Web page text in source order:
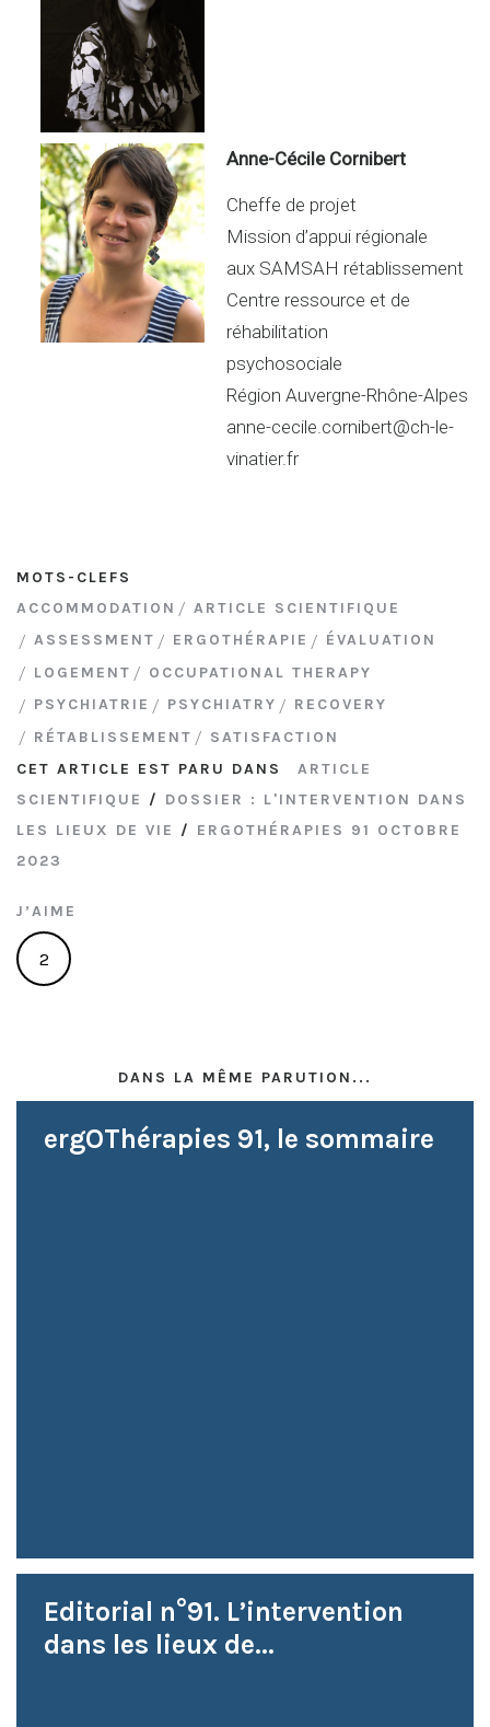
Anne-Cécile Cornibert
Cheffe de projet
Mission d’appui régionale
aux SAMSAH rétablissement
Centre ressource et de
réhabilitation
psychosociale
Région Auvergne-Rhône-Alpes
anne-cecile.cornibert@ch-le-
vinatier.fr
MOTS-CLEFS
ACCOMMODATION
ARTICLE SCIENTIFIQUE
ASSESSMENT
ERGOTHÉRAPIE
ÉVALUATION
LOGEMENT
OCCUPATIONAL THERAPY
PSYCHIATRIE
PSYCHIATRY
RECOVERY
RÉTABLISSEMENT
SATISFACTION
CET ARTICLE EST PARU DANS
ARTICLE
SCIENTIFIQUE / DOSSIER : L'INTERVENTION DANS
LES LIEUX DE VIE / ERGOTHÉRAPIES 91 OCTOBRE
2023
J’AIME
2
DANS LA MÊME PARUTION...
ergOThérapies 91, le sommaire
Editorial n°91. L’intervention
dans les lieux de...